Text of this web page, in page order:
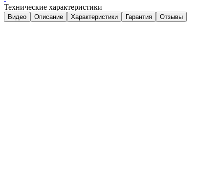
Технические характеристики
Видео Описание Характеристики Гарантия Отзывы